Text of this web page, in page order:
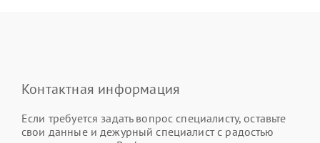
Контактная информация
Если требуется задать вопрос специалисту, оставьте
свои данные и дежурный специалист с радостью